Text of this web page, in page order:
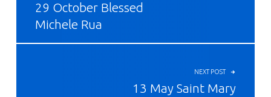
29 October Blessed
Michele Rua
NEXT POST
13 May Saint Mary